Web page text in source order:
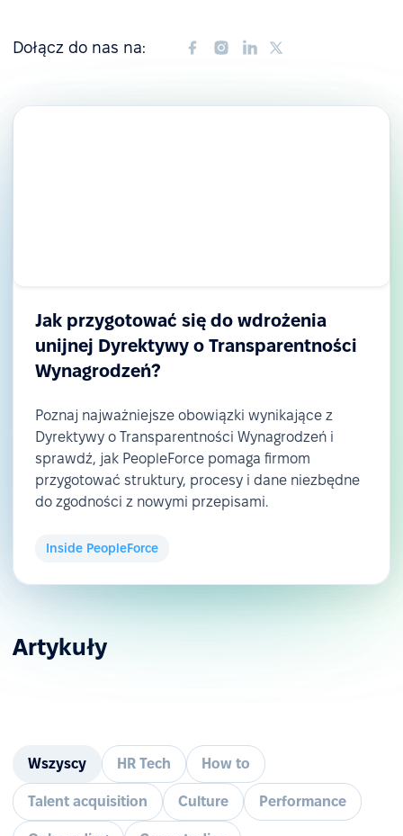
Dołącz do nas na:
Jak przygotować się do wdrożenia
unijnej Dyrektywy o Transparentności
Wynagrodzeń?
Poznaj najważniejsze obowiązki wynikające z
Dyrektywy o Transparentności Wynagrodzeń i
sprawdź, jak PeopleForce pomaga firmom
przygotować struktury, procesy i dane niezbędne
do zgodności z nowymi przepisami.
Inside PeopleForce
Artykuły
Wszyscy HR Tech How to
Talent acquisition Culture Performance